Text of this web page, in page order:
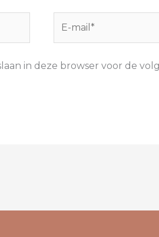
in deze browser voor de